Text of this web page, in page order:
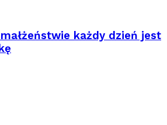
małżeństwie każdy dzień jest